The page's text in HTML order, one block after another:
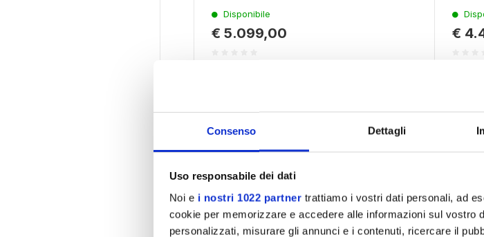
Consenso Dettagli
Uso responsabile dei dati
Noi e i nostri 1022 partner trattiamo i vostri dati personali, ad
cookie per memorizzare e accedere alle informazioni sul vostro
personalizzati, misurare gli annunci e i contenuti, ricercare il
Disponibile
€ 5.099,00 €